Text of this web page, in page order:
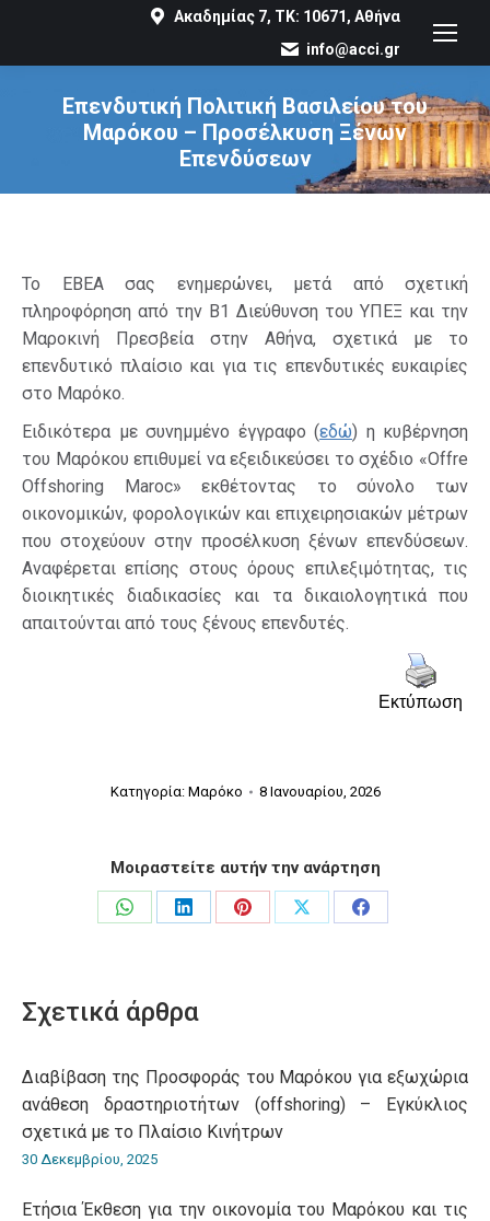
Ακαδημίας 7, ΤΚ: 10671, Αθήνα
info@acci.gr
Επενδυτική Πολιτική Βασιλείου του
Μαρόκου – Προσέλκυση Ξένων
Επενδύσεων
You are here:
Το ΕΒΕΑ σας ενημερώνει, μετά από σχετική
πληροφόρηση από την Β1 Διεύθυνση του ΥΠΕΞ και την
Μαροκινή Πρεσβεία στην Αθήνα, σχετικά με το
επενδυτικό πλαίσιο και για τις επενδυτικές ευκαιρίες
στο Μαρόκο.
Ειδικότερα με συνημμένο έγγραφο (εδώ) η κυβέρνηση
του Μαρόκου επιθυμεί να εξειδικεύσει το σχέδιο «Offre
Offshoring Maroc» εκθέτοντας το σύνολο των
οικονομικών, φορολογικών και επιχειρησιακών μέτρων
που στοχεύουν στην προσέλκυση ξένων επενδύσεων.
Αναφέρεται επίσης στους όρους επιλεξιμότητας, τις
διοικητικές διαδικασίες και τα δικαιολογητικά που
απαιτούνται από τους ξένους επενδυτές.
Εκτύπωση
Κατηγορία: Μαρόκο 8 Ιανουαρίου, 2026
Μοιραστείτε αυτήν την ανάρτηση
Share
Share
Share
Share
Share
Σχετικά άρθρα
Διαβίβαση της Προσφοράς του Μαρόκου για εξωχώρια
ανάθεση δραστηριοτήτων (offshoring) – Εγκύκλιος
σχετικά με το Πλαίσιο Κινήτρων
30 Δεκεμβρίου, 2025
Ετήσια Έκθεση για την οικονομία του Μαρόκου και τις